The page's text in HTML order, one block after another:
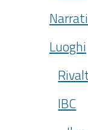
Luoghi
IBC